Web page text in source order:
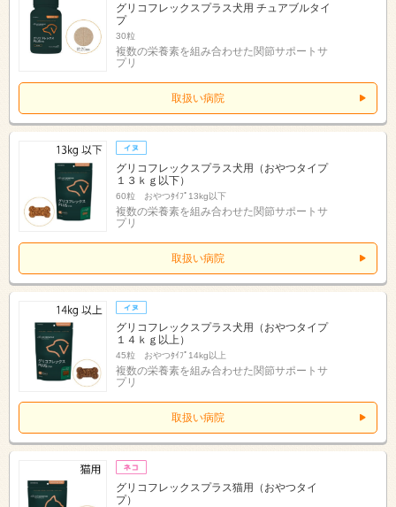
グリコフレックスプラス犬用 チュアブルタイ
プ
30粒
複数の栄養素を組み合わせた関節サポートサ
プリ
取扱い病院
グリコフレックスプラス犬用（おやつタイプ
１３ｋｇ以下）
60粒 おやつﾀｲﾌﾟ13kg以下
複数の栄養素を組み合わせた関節サポートサ
プリ
取扱い病院
グリコフレックスプラス犬用（おやつタイプ
１４ｋｇ以上）
45粒 おやつﾀｲﾌﾟ14kg以上
複数の栄養素を組み合わせた関節サポートサ
プリ
取扱い病院
グリコフレックスプラス猫用（おやつタイ
プ）